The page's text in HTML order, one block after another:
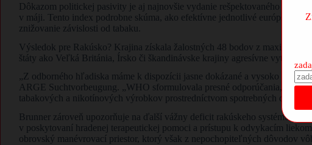
Dôkazom politickej pasivity je aj najnovšie vydanie rešpektovaného
v máji. Tento index podrobne skúma, ako efektívne jednotlivé európske
znižovanie závislosti od tabaku.
Výsledok pre Rakúsko? Krajina získala žalostných 48 bodov z
štáty ako Veľká Británia, Írsko či škandinávske krajiny agresívne vytláčajú
„Z odborného hľadiska máme k dispozícii jasne dokázané a vysoko
ARGE Suchtvorbeugung. „WHO sformulovala presné odporúčania, ktoré
tabakových a nikotínových výrobkov prostredníctvom spotrebných daní a
Brunner zároveň upozorňuje na ďalší vážny deficit rakúskeho systému:
v poskytovaní hradenej terapeutickej pomoci a prístupu k odvykacím
obrovský manévrovací priestor, ktorý však z nepochopiteľných dôvodov